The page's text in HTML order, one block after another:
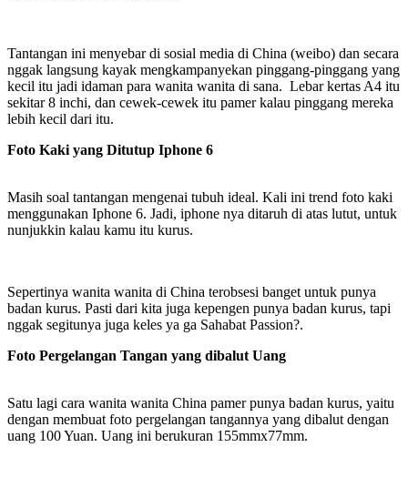
Tantangan ini menyebar di sosial media di China (weibo) dan secara
nggak langsung kayak mengkampanyekan pinggang-pinggang yang
kecil itu jadi idaman para wanita wanita di sana. Lebar kertas A4 itu
sekitar 8 inchi, dan cewek-cewek itu pamer kalau pinggang mereka
lebih kecil dari itu.
Foto Kaki yang Ditutup Iphone 6
Masih soal tantangan mengenai tubuh ideal. Kali ini trend foto kaki
menggunakan Iphone 6. Jadi, iphone nya ditaruh di atas lutut, untuk
nunjukkin kalau kamu itu kurus.
Sepertinya wanita wanita di China terobsesi banget untuk punya
badan kurus. Pasti dari kita juga kepengen punya badan kurus, tapi
nggak segitunya juga keles ya ga Sahabat Passion?.
Foto Pergelangan Tangan yang dibalut Uang
Satu lagi cara wanita wanita China pamer punya badan kurus, yaitu
dengan membuat foto pergelangan tangannya yang dibalut dengan
uang 100 Yuan. Uang ini berukuran 155mmx77mm.